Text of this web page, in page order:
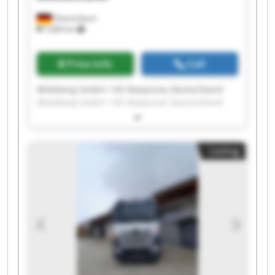
Dietzenbach
7,849 km
Price info Call
Widoberg GmbH / NS Maquinas Deutschland
Widoberg GmbH / NS Maquinas Deutschland
Widoberg GmbH / NS Maquinas Deutschland
Widoberg GmbH / NS Maquinas Deutschland
Widoberg GmbH / NS Maquinas Deutschland
Widoberg GmbH / NS Maquinas Deutschland
Widoberg GmbH / NS Maquinas Deutschland
Widoberg GmbH / NS Maquinas Deutschland
Widoberg GmbH / NS Maquinas Deutschland
Widoberg GmbH / NS Maquinas Deutschland
Widoberg GmbH / NS Maquinas Deutschland
Widoberg GmbH / NS Maquinas Deutschland
Widoberg GmbH / NS Maquinas Deutschland
Listing